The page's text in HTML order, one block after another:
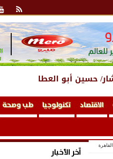
حسين أبو العطا
الاقتصاد تكنولوجيا طب وصحة
آخر الأخبار